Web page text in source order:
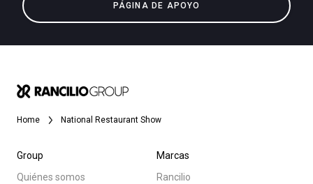
PÁGINA DE APOYO
Home National Restaurant Show
Group
Quiénes somos
Marcas
Rancilio
Descargar